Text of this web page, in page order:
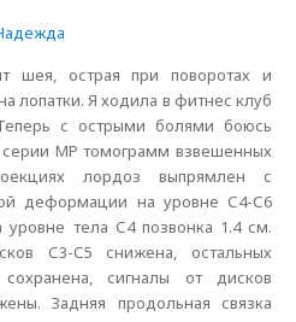
острая при поворотах и
лопатки. Я ходила в фитнес клуб
с острыми болями боюсь
МР томограмм взвешенных
лордоз выпрямлен с
деформации на уровне С4-С6
уровне тела С4 позвонка 1.4 см.
С3-С5 снижена, остальных
сигналы от дисков
Задняя продольная связка